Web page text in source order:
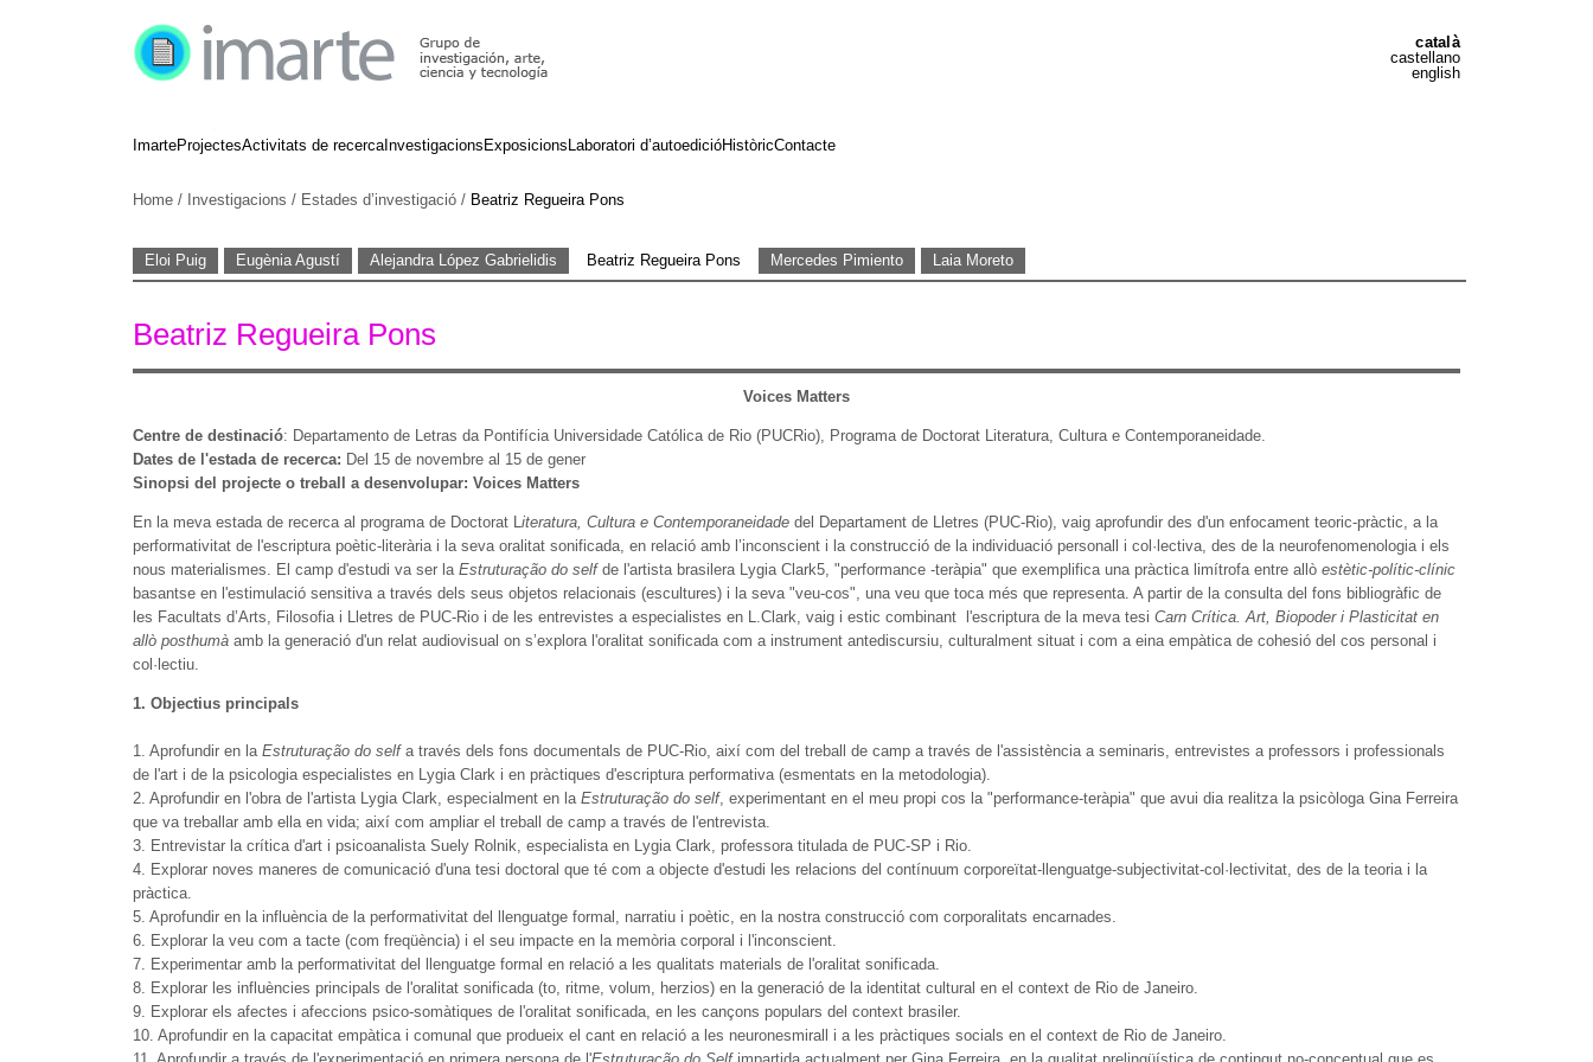
català
castellano
english
ImarteProjectesActivitats de recercaInvestigacions Exposicions Laboratori d’autoedicióHistòricContacte
Home / Investigacions / Estades d’investigació / Beatriz Regueira Pons
Eloi Puig Eugènia Agustí Alejandra López Gabrielidis Beatriz Regueira Pons Mercedes Pimiento Laia Moreto
Beatriz Regueira Pons
Voices Matters
Centre de destinació: Departamento de Letras da Pontifícia Universidade Católica de Rio (PUCRio), Programa de Doctorat Literatura, Cultura e Contemporaneidade.
Dates de l'estada de recerca: Del 15 de novembre al 15 de gener
Sinopsi del projecte o treball a desenvolupar: Voices Matters
En la meva estada de recerca al programa de Doctorat Literatura, Cultura e Contemporaneidade del Departament de Lletres (PUC-Rio), vaig aprofundir des d'un enfocament teoric-pràctic, a la
performativitat de l'escriptura poètic-literària i la seva oralitat sonificada, en relació amb l’inconscient i la construcció de la individuació personall i col·lectiva, des de la neurofenomenologia i els
nous materialismes. El camp d'estudi va ser la Estruturação do selfde l'artista brasilera Lygia Clark5, "performance -teràpia" que exemplifica una pràctica limítrofa entre allò estètic-polític-clínic
basantse en l'estimulació sensitiva a través dels seus objetos relacionais (escultures) i la seva "veu-cos", una veu que toca més que representa. A partir de la consulta del fons bibliogràfic de
les Facultats d’Arts, Filosofia i Lletres de PUC-Rio i de les entrevistes a especialistes en L.Clark, vaig i estic combinant l'escriptura de la meva tesi Carn Crítica. Art, Biopoder i Plasticitat en
allò posthumà amb la generació d'un relat audiovisual on s’explora l'oralitat sonificada com a instrument antediscursiu, culturalment situat i com a eina empàtica de cohesió del cos personal i
col·lectiu.
1. Objectius principals
1. Aprofundir en laEstruturação do selfa través dels fons documentals de PUC-Rio, així com del treball de camp a través de l'assistència a seminaris, entrevistes a professors i professionals
de l'art i de la psicologia especialistes en Lygia Clark i en pràctiques d'escriptura performativa (esmentats en la metodologia).
2. Aprofundir en l'obra de l'artista Lygia Clark, especialment en laEstruturação do self, experimentant en el meu propi cos la "performance-teràpia" que avui dia realitza la psicòloga Gina Ferreira
que va treballar amb ella en vida; així com ampliar el treball de camp a través de l'entrevista.
3. Entrevistar la crítica d'art i psicoanalista Suely Rolnik, especialista en Lygia Clark, professora titulada de PUC-SP i Rio.
4. Explorar noves maneres de comunicació d'una tesi doctoral que té com a objecte d'estudi les relacions del contínuum corporeïtat-llenguatge-subjectivitat-col·lectivitat, des de la teoria i la
pràctica.
5. Aprofundir en la influència de la performativitat del llenguatge formal, narratiu i poètic, en la nostra construcció com corporalitats encarnades.
6. Explorar la veu com a tacte (com freqüència) i el seu impacte en la memòria corporal i l'inconscient.
7. Experimentar amb la performativitat del llenguatge formal en relació a les qualitats materials de l'oralitat sonificada.
8. Explorar les influències principals de l'oralitat sonificada (to, ritme, volum, herzios) en la generació de la identitat cultural en el context de Rio de Janeiro.
9. Explorar els afectes i afeccions psico-somàtiques de l'oralitat sonificada, en les cançons populars del context brasiler.
10. Aprofundir en la capacitat empàtica i comunal que produeix el cant en relació a les neuronesmirall i a les pràctiques socials en el context de Rio de Janeiro.